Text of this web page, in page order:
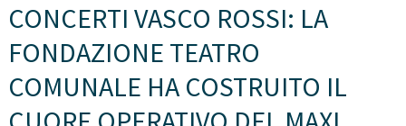
CONCERTI VASCO ROSSI: LA
FONDAZIONE TEATRO
COMUNALE HA COSTRUITO IL